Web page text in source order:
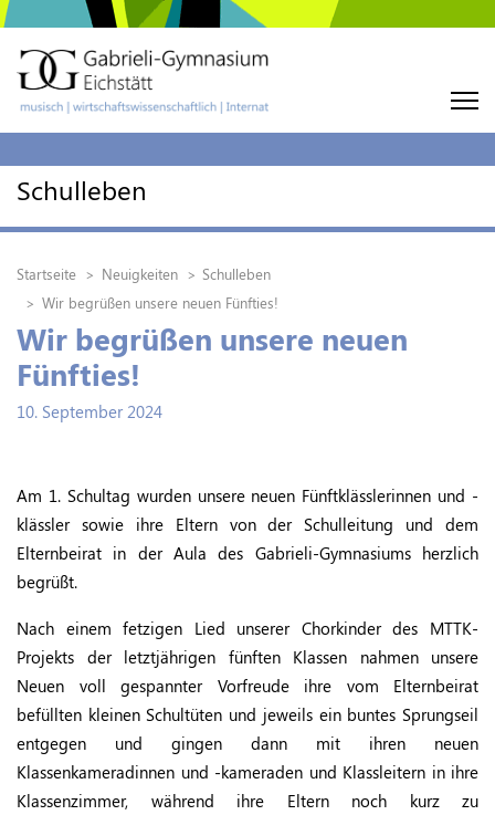
Schulleben
Startseite Neuigkeiten
Schulleben
Wir begrüßen unsere neuen Fünfties!
Wir begrüßen unsere neuen
Fünfties!
10. September 2024
Am 1. Schultag wurden unsere neuen Fünftklässlerinnen und -
klässler sowie ihre Eltern von der Schulleitung und dem
Elternbeirat in der Aula des Gabrieli-Gymnasiums herzlich
begrüßt.
Nach einem fetzigen Lied unserer Chorkinder des MTTK-
Projekts der letztjährigen fünften Klassen nahmen unsere
Neuen voll gespannter Vorfreude ihre vom Elternbeirat
befüllten kleinen Schultüten und jeweils ein buntes Sprungseil
entgegen und gingen dann mit ihren neuen
Klassenkameradinnen und -kameraden und Klassleitern in ihre
Klassenzimmer, während ihre Eltern noch kurz zu